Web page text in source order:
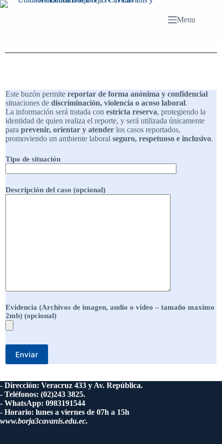
Menu
Este buzón permite reportar de forma anónima y confidencial
situaciones de discriminación, violencia o acoso laboral.
La información será tratada con estricta reserva, protegiendo la
identidad de quien realiza el reporte, y será utilizada únicamente
para prevenir, orientar y atender los casos reportados,
promoviendo un ambiente laboral seguro, respetuoso e inclusivo.
Tipo de situación
Descripción del caso (opcional)
Evidencia (Archivos de imagen, audio o video – tamaño maximo
2mb) (opcional)
- Dirección: Veracruz 433 y Av. República.
- Teléfonos: (02)243 3825.
- WhatsApp: 0983191544
- Horario: lunes a viernes de 07h a 15h
www.borja3cavanis.edu.ec.